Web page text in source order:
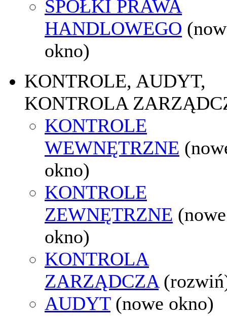
SPÓŁKI PRAWA
HANDLOWEGO
okno)
KONTROLE, AUDYT,
KONTROLA
KONTROLE
WEWNĘTRZNE
okno)
KONTROLE
ZEWNĘTRZNE (nowe
okno)
KONTROLA
ZARZĄDCZA
AUDYT (nowe okno)